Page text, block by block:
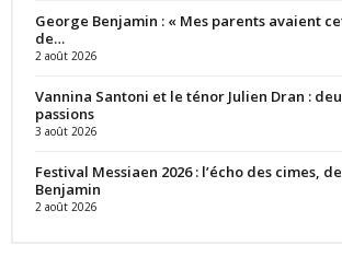
George Benjamin : « Mes parents avaient
de…
2 août 2026
Vannina Santoni et le ténor Julien Dran :
passions
3 août 2026
Festival Messiaen 2026 : l’écho des cimes,
Benjamin
2 août 2026